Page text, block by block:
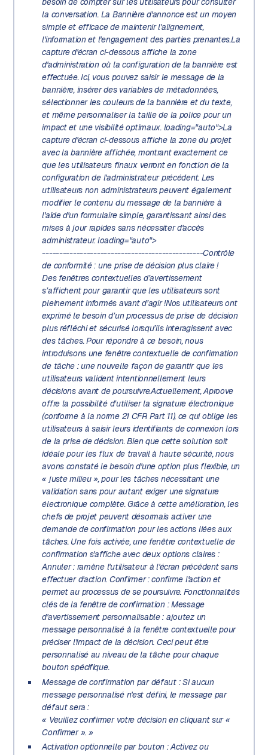
la conversation. La Bannière d'annonce est un moyen
simple et efficace de maintenir l'alignement,
l'information et l'engagement des parties prenantes.La
capture d'écran ci-dessous affiche la zone
d'administration où la configuration de la bannière est
effectuée. Ici, vous pouvez saisir le message de la
bannière, insérer des variables de métadonnées,
sélectionner les couleurs de la bannière et du texte,
et même personnaliser la taille de la police pour un
impact et une visibilité optimaux. loading="auto">La
capture d'écran ci-dessous affiche la zone du projet
avec la bannière affichée, montrant exactement ce
que les utilisateurs finaux verront en fonction de la
configuration de l'administrateur précédent. Les
utilisateurs non administrateurs peuvent également
modifier le contenu du message de la bannière à
l'aide d'un formulaire simple, garantissant ainsi des
mises à jour rapides sans nécessiter d'accès
administrateur. loading="auto">
-----------------------------------------------Contrôle
de conformité : une prise de décision plus claire !
Des fenêtres contextuelles d’avertissement
s’affichent pour garantir que les utilisateurs sont
pleinement informés avant d’agir !Nos utilisateurs ont
exprimé le besoin d’un processus de prise de décision
plus réfléchi et sécurisé lorsqu’ils interagissent avec
des tâches. Pour répondre à ce besoin, nous
introduisons une fenêtre contextuelle de confirmation
de tâche : une nouvelle façon de garantir que les
utilisateurs valident intentionnellement leurs
décisions avant de poursuivre.Actuellement, Aproove
offre la possibilité d’utiliser la signature électronique
(conforme à la norme 21 CFR Part 11), ce qui oblige les
utilisateurs à saisir leurs identifiants de connexion lors
de la prise de décision. Bien que cette solution soit
idéale pour les flux de travail à haute sécurité, nous
avons constaté le besoin d'une option plus flexible, un
« juste milieu », pour les tâches nécessitant une
validation sans pour autant exiger une signature
électronique complète. Grâce à cette amélioration, les
chefs de projet peuvent désormais activer une
demande de confirmation pour les actions liées aux
tâches. Une fois activée, une fenêtre contextuelle de
confirmation s'affiche avec deux options claires :
Annuler : ramène l'utilisateur à l'écran précédent sans
effectuer d'action. Confirmer : confirme l'action et
permet au processus de se poursuivre. Fonctionnalités
clés de la fenêtre de confirmation : Message
d'avertissement personnalisable : ajoutez un
message personnalisé à la fenêtre contextuelle pour
préciser l'impact de la décision. Ceci peut être
personnalisé au niveau de la tâche pour chaque
bouton spécifique.
Message de confirmation par défaut : Si aucun
message personnalisé n'est défini, le message par
défaut sera :
« Veuillez confirmer votre décision en cliquant sur «
Confirmer ». »
Activation optionnelle par bouton : Activez ou